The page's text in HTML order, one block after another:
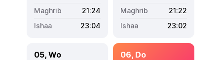
21:24
23:04
21:22
23:02
05, Wo 06, Do